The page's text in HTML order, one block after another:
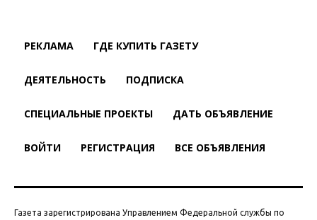
РЕКЛАМА ГДЕ КУПИТЬ ГАЗЕТУ
ДЕЯТЕЛЬНОСТЬ ПОДПИСКА
СПЕЦИАЛЬНЫЕ ПРОЕКТЫ ДАТЬ ОБЪЯВЛЕНИЕ
ВОЙТИ РЕГИСТРАЦИЯ ВСЕ ОБЪЯВЛЕНИЯ
Газета зарегистрирована Управлением Федеральной службы по